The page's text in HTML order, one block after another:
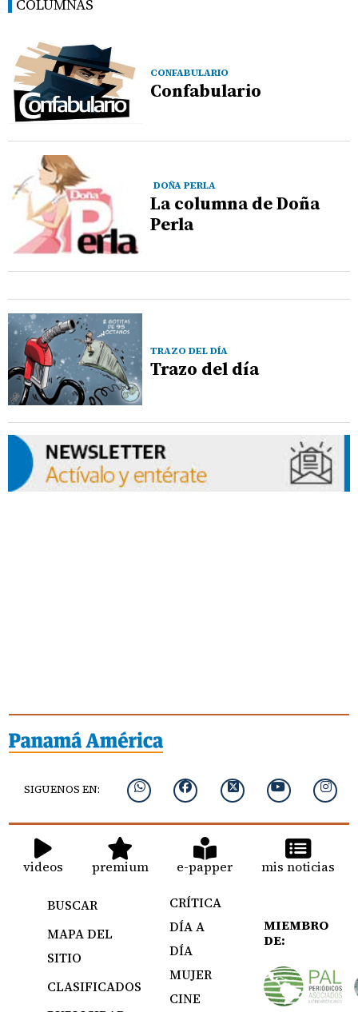
COLUMNAS
CONFABULARIO
Confabulario
DOÑA PERLA
La columna de Doña
Perla
TRAZO DEL DÍA
Trazo del día
SIGUENOS EN:
videos premium e-papper mis noticias
BUSCAR
MAPA DEL
SITIO
CLASIFICADOS
CRÍTICA
DÍA A
DÍA
MUJER
CINE
MIEMBRO
DE: